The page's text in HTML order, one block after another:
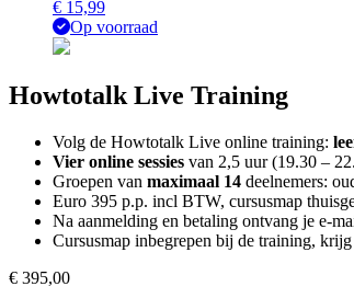
€ 15,99
Op voorraad
Howtotalk Live Training
Volg de Howtotalk Live online training:
Vier online sessies van 2,5 uur (19.30 –
Groepen van maximaal 14 deelnemers:
Euro 395 p.p. incl BTW, cursusmap
Na aanmelding en betaling ontvang je e-
Cursusmap inbegrepen bij de training,
€ 395,00